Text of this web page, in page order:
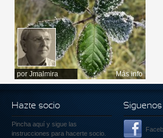
por Jmalmira Más info
Hazte socio
Pincha aquí y sigue las
instrucciones para hacerte socio.